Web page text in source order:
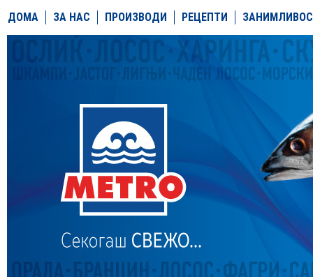
ДОМА ЗА НАС ПРОИЗВОДИ РЕЦЕПТИ